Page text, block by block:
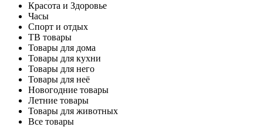
Красота и Здоровье
Часы
Спорт и отдых
ТВ товары
Товары для дома
Товары для кухни
Товары для него
Товары для неё
Новогодние товары
Летние товары
Товары для животных
Все товары